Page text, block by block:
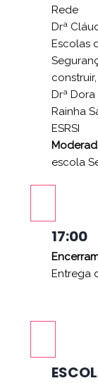
Rede
Drª
Escolas
Drª
Rainha
ESRSI
escola
17:00
Entrega